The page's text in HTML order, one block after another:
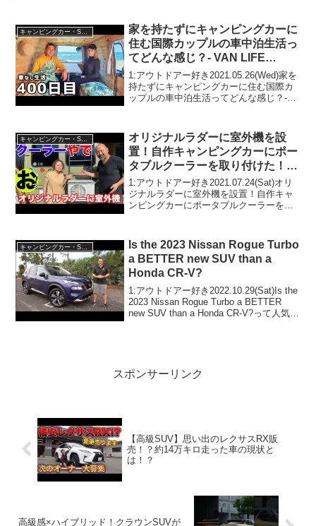
家を持たずにキャンピングカーに
住む国際カップルの車中泊生活っ
てどんな感じ？- VAN LIFE
JAPAN 127
1:アウトドアー好き2021.05.26(Wed)家を
持たずにキャンピングカーに住む国際カ
ップルの車中泊生活ってどんな感じ？-
ー好き2021.05....
キャンピングカー・SUV人気車種
オリジナルラダーに室外機を設
置！自作キャンピングカーにポー
タブルクーラーを取り付けた！予
想以上の出来栄えに感動！
1:アウトドアー好き2021.07.24(Sat)オリ
ジナルラダーに室外機を設置！自作キャ
ンピングカーにポータブルクーラーを取
で！！2:アウトドアー好き2021.07.2...
Is the 2023 Nissan Rogue Turbo
a BETTER new SUV than a
Honda CR-V?
1:アウトドアー好き2022.10.29(Sat)Is the
2023 Nissan Rogue Turbo a BETTER
new SUV than a Honda CR-V?って人気で
スポンサーリンク
【高級SUV】思い出のレクサスRX販
売！？約14万キロ走った車の現状と
は！？
高級感×ハイブリッド！クラウンSUVが